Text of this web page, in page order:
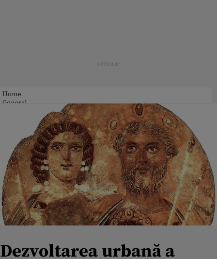
Home
General
Dezvoltarea urbană a